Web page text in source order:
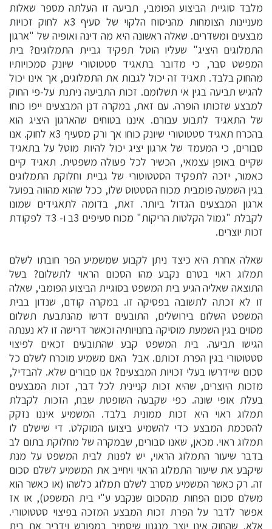
מלבד סוגיית הביצוע הפומבי, תביעה זו העלתה מספר שאלות
מעניינות הצומחות מהניסוח הלקוי של סעיף 3א לחוק זכויות
מבצעים ומשדרים. שאלה ראשונה היא מה דינה ואופיה של "ארגון
התמלוגים היציג" שעליו הוטל תפקיד גביית התמלוגים? בית
המפשט סבר, כי מדובר בתאגיד סטטוטורי שיונק סמכויותיו
מהחוק בלבד. תאגיד זה יכול לגבות את התמלוגים, אך אינו יכול
להגיש תביעה בגין אי תשלומם. זכות התביעה ניתנת על-פי החוק
למבצע שזכותו הופרה. עם זאת, במקרה דנן המבצעים ייפו כוחו
של התאגיד לתבוע עבורם. איננו בטוחים שהארגון היציג הוא
בהכרח תאגיד סטטוטורי שיונק כוחו אך ורק מסעיף 3א לחוק. אנו
סבורים, כי המעמד של ארגון יציג יכול להיות מוטל על בתאגיד
שקיים באופן עצמאי, הכשיר לכל פעולה משפטית. תאגיד קיים
כאמור, יזכה לתפקיד הסטטוטורי של גביית וחלוקת התמלוגים
בגין השמעה פומבית מכוח הסטטוס שלו, ככל שהוא מהווה בפועל
ארגון המבצעים הגדול ביותר. זאת, בדומה לתאגידים שמונו
לקבלת "גמול הקלטות הריקות" מכוח סעיפים 3ב ו- 3ד לפקודת
זכות יוצרים.
שאלה אחרת היא כיצד ניתן לקבוע שמשמיע הפר חובתו לשלם
תמלוג ראוי בטרם נקבע מהו הסכום הראוי לתשלום? בשל
התוצאה שאליה הגיע בית המשפט בסוגיית הביצוע הפומבי, שאלה
זו לא זכתה לתשובה בפסיקה זו. במקרה קודם, שנדון בבית
המשפט השלום בירושלים, התובעים דרשו מהנתבעת תשלום
מסוים בגין השמעת מוסיקה בחנויותיה וכאשר דרישה זו לא נענתה
הגישו תביעה. בית המשפט קבע שהתובעים זכאים לפיצוי
סטטוטורי בגין הפרת זכותם. אבל האם משמיע מוכרח לשלם כל
סכום שיידרשו בעלי זכויות המבצעים? אנו סבורים שלא. להבדיל,
מזכות היוצרים, שהיא זכות קניינית לכל דבר, זכות המבצעים
בעלת אופי שונה. כפי שקבעה השופטת שבח, הזכות לקבלת
תמלוג ראוי היא זכות ממונית בלבד. המשמיע איננו נזקק
להסכמת המבצע כדי להשמיע ביצועו המוקלט. די שישלם לו
תמלוג ראוי. מכאן, שאנו סבורים, שבמקרה של מחלוקת בתום לב
בדבר שיעור התמלוג הראוי, יש לפנות לבית המשפט על מנת
שיקבע את שיעור התמלוג הראוי ויחייב את המשמיע לשלם סכום
זה. רק כאשר המשמיע מסרב לשלם תמלוג כלשהו (או כאשר הוא
משלם סכום הפחות מהסכום שנקבע ע"י בית המשפט), או אז
אפשר לדבר על הפרת זכות המבצע המזכה בפיצוי סטטוטורי.
אלא, שהחוק אינו יוצר מנגנון שיסמיך במפורש וידריך את בית